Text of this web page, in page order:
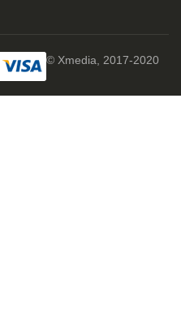
© Xmedia, 2017-2020